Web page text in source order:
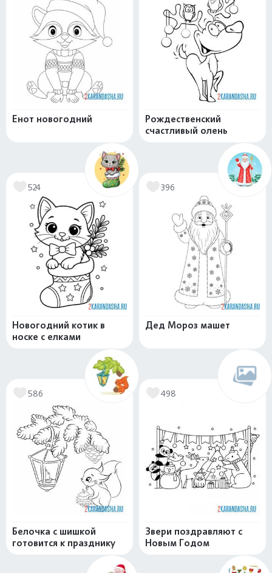
Енот новогодний
Рождественский
счастливый олень
524
Новогодний котик в
носке с елками
396
Дед Мороз машет
586
Белочка с шишкой
готовится к празднику
498
Звери поздравляют с
Новым Годом